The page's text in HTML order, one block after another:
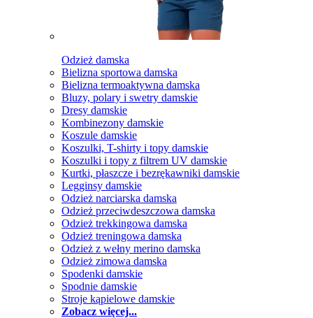
Odzież damska
Bielizna sportowa damska
Bielizna termoaktywna damska
Bluzy, polary i swetry damskie
Dresy damskie
Kombinezony damskie
Koszule damskie
Koszulki, T-shirty i topy damskie
Koszulki i topy z filtrem UV damskie
Kurtki, płaszcze i bezrękawniki damskie
Legginsy damskie
Odzież narciarska damska
Odzież przeciwdeszczowa damska
Odzież trekkingowa damska
Odzież treningowa damska
Odzież z wełny merino damska
Odzież zimowa damska
Spodenki damskie
Spodnie damskie
Stroje kąpielowe damskie
Zobacz więcej...